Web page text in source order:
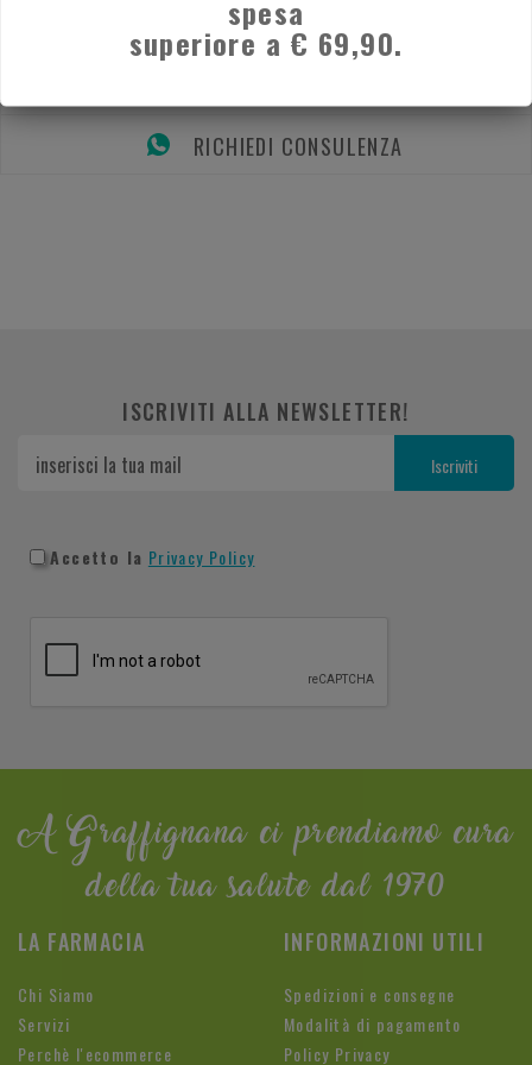
DESCRIZIONE
RICHIEDI CONSULENZA
spesa
superiore a € 69,90.
ISCRIVITI ALLA NEWSLETTER!
Accetto la Privacy Policy
A Graffignana ci prendiamo cura
della tua salute dal 1970
LA FARMACIA
Chi Siamo
Servizi
Perchè l'ecommerce
INFORMAZIONI UTILI
Spedizioni e consegne
Modalità di pagamento
Policy Privacy